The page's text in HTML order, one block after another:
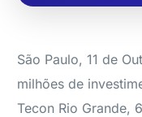
São Paulo, 11 de
milhões de
Tecon Rio Grande,